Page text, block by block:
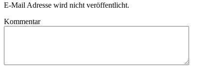
E-Mail Adresse wird nicht veröffentlicht.
Kommentar